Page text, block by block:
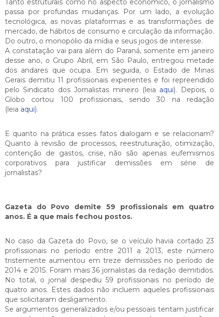
Tanto estruturais como no aspecto econômico, o jornalismo
passa por profundas mudanças. Por um lado, a evolução
tecnológica, as novas plataformas e as transformações de
mercado, de hábitos de consumo e circulação da informação.
Do outro, o monopólio da mídia e seus jogos de interesse.
A constatação vai para além do Paraná, somente em janeiro
desse ano, o Grupo Abril, em São Paulo, entregou metade
dos andares que ocupa. Em seguida, o Estado de Minas
Gerais demitiu 11 profissionais experientes e foi repreendido
pelo Sindicato dos Jornalistas mineiro (leia aqui). Depois, o
Globo cortou 100 profissionais, sendo 30 na redação
(leia aqui).
E quanto na prática esses fatos dialogam e se relacionam?
Quanto à revisão de processos, reestruturação, otimização,
contenção de gastos, crise, não são apenas eufemismos
corporativos para justificar demissões em série de
jornalistas?
Gazeta do Povo demite 59 profissionais em quatro
anos. É a que mais fechou postos.
No caso da Gazeta do Povo, se o veículo havia cortado 23
profissionais no período entre 2011 a 2013, este número
tristemente aumentou em treze demissões no período de
2014 e 2015. Foram mais 36 jornalistas da redação demitidos.
No total, o jornal despediu 59 profissionais no período de
quatro anos. Estes dados não incluem aqueles profissionais
que solicitaram desligamento.
Se argumentos generalizados e/ou pessoais tentam justificar